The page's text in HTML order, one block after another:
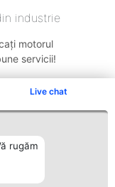
Live chat
rugăm
industrie
motorul
servicii!